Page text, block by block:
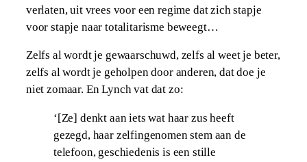
verlaten, uit vrees voor een regime dat zich stapje
voor stapje naar totalitarisme beweegt…
Zelfs al wordt je gewaarschuwd, zelfs al weet je beter,
zelfs al wordt je geholpen door anderen, dat doe je
niet zomaar. En Lynch vat dat zo:
‘[Ze] denkt aan iets wat haar zus heeft
gezegd, haar zelfingenomen stem aan de
telefoon, geschiedenis is een stille